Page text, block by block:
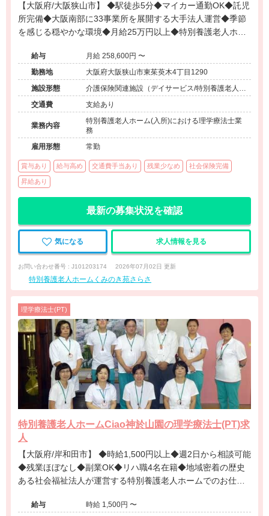
【大阪府/大阪狭山市】 ◆駅徒歩5分◆マイカー通勤OK◆託児
所完備◆大阪南部に33事業所を展開する大手法人運営◆季節
を感じる穏やかな環境◆月給25万円以上◆特別養護老人ホー
給与
月給 258,600円 〜
勤務地
大阪府大阪狭山市東茱萸木4丁目1290
施設形態
介護保険関連施設（デイサービス/特別養護老人ホ
ーム）
交通費 支給あり
業務内容
特別養護老人ホーム(入所)における理学療法士業
務
雇用形態
常勤
賞与あり 給与高め 交通費手当あり 残業少なめ 社会保険完備
昇給あり
最新の募集状況を確認
気になる 求人情報を見る
お問い合わせ番号 : J101203174 2026年07月02日 更新
特別養護老人ホームくみのき苑さらさ
理学療法士(PT)
特別養護老人ホームCiao神於山園の理学療法士(PT)求
人
【大阪府/岸和田市】 ◆時給1,500円以上◆週2日から相談可能
◆残業ほぼなし◆副業OK◆リハ職4名在籍◆地域密着の歴史
ある社会福祉法人が運営する特別養護老人ホームでのお仕事
給与
時給 1,500円 〜